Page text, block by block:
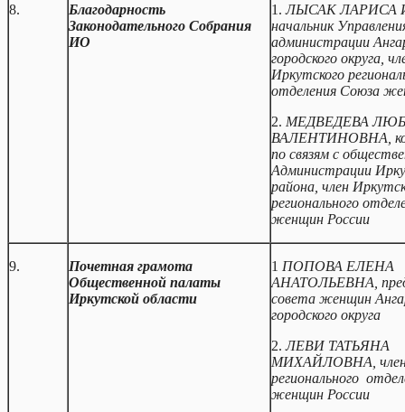
8.
Благодарность
Законодательного Собрания
ИО
1.ЛЫСАК ЛАРИСА
начальник
администрации
городского округа,
Иркутского
отделения Союза
2. МЕДВЕДЕВА
ВАЛЕНТИНОВНА,
по связям с
Администрации
района, член
регионального
женщин России
9.
Почетная грамота
Общественной палаты
Иркутской области
1 ПОПОВА ЕЛЕНА
АНАТОЛЬЕВНА,
совета женщин
городского округа
2.ЛЕВИ ТАТЬЯНА
МИХАЙЛОВНА, член
регионального
женщин России